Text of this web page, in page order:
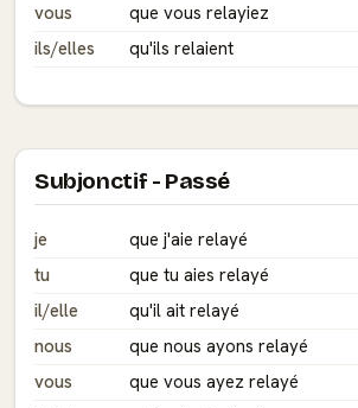
vous
que vous relayiez
ils/elles
qu'ils relaient
Subjonctif - Passé
je
que j'aie relayé
tu
que tu aies relayé
il/elle
qu'il ait relayé
nous
que nous ayons relayé
vous
que vous ayez relayé